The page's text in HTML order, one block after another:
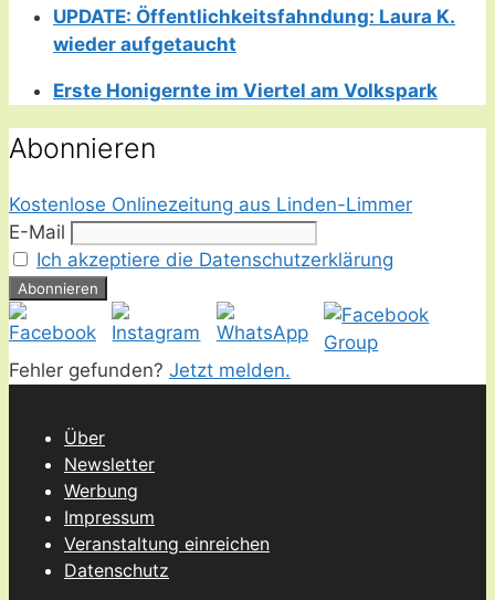
UPDATE: Öffentlichkeitsfahndung: Laura K.
wieder aufgetaucht
Erste Honigernte im Viertel am Volkspark
Abonnieren
Kostenlose Onlinezeitung aus Linden-Limmer
E-Mail
Ich akzeptiere die Datenschutzerklärung
Fehler gefunden? Jetzt melden.
Über
Newsletter
Werbung
Impressum
Veranstaltung einreichen
Datenschutz